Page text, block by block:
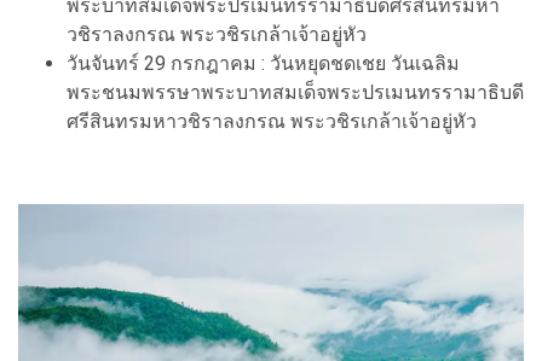
พระบาทสมเด็จพระปรเมนทรรามาธิบดีศรีสินทรมหา
วชิราลงกรณ พระวชิรเกล้าเจ้าอยู่หัว
วันจันทร์ 29 กรกฎาคม : วันหยุดชดเชย วันเฉลิม
พระชนมพรรษาพระบาทสมเด็จพระปรเมนทรรามาธิบดี
ศรีสินทรมหาวชิราลงกรณ พระวชิรเกล้าเจ้าอยู่หัว